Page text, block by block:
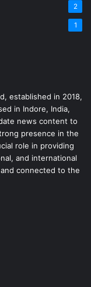
2
1
established in 2018,
in Indore, India,
news content to
presence in the
role in providing
and international
connected to the